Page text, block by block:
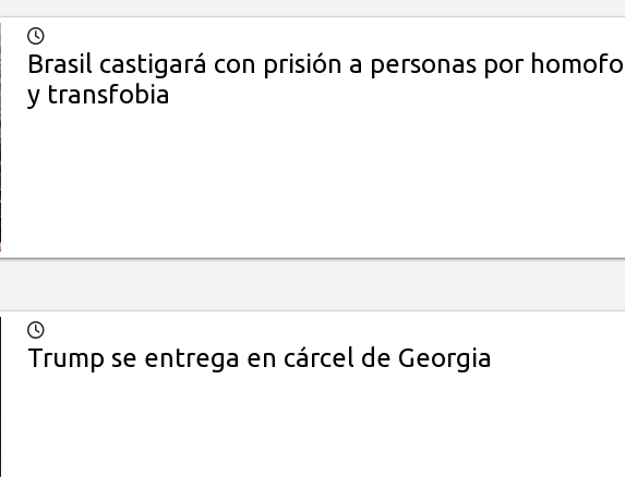
Brasil castigará con prisión a personas por
y transfobia
Trump se entrega en cárcel de Georgia